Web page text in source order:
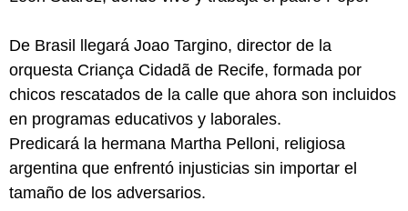
De Brasil llegará Joao Targino, director de la
orquesta Criança Cidadã de Recife, formada por
chicos rescatados de la calle que ahora son incluidos
en programas educativos y laborales.
Predicará la hermana Martha Pelloni, religiosa
argentina que enfrentó injusticias sin importar el
tamaño de los adversarios.